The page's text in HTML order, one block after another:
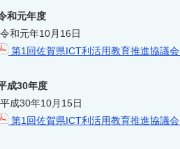
和元年度
令和元年10月16日
第1回佐賀県ICT利活用教育推進協議会
成30年度
平成30年10月15日
第1回佐賀県ICT利活用教育推進協議会